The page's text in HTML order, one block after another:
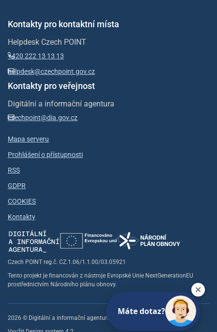
Máte dotaz?
Kontakty pro kontaktní místa
Helpdesk Czech POINT
+420 222 13 13 13
helpdesk@czechpoint.gov.cz
Kontakty pro veřejnost
Digitální a informační agentura
czechpoint@dia.gov.cz
Mapa serveru
Prohlášení o přístupnosti
RSS
GDPR
COOKIES
Kontakty
Czech POINT reg.č. CZ.1.06/1.1.00/03.05921
Tento projekt je financován z nástroje Evropské Unie NextGenerationEU
prostřednictvím Národního plánu obnovy.
2026 © Digitální a informační agentura, všechna práva vyhrazena